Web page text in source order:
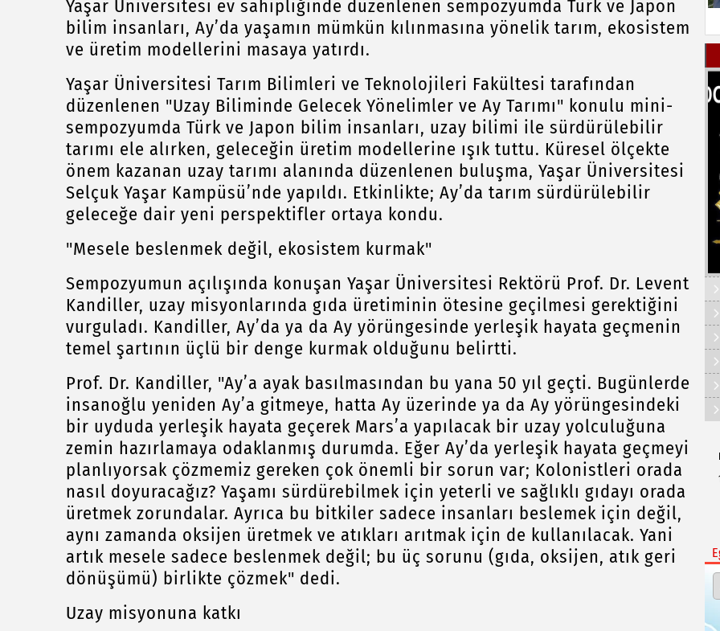
Yaşar Üniversitesi ev sahipliğinde düzenlenen sempozyumda Türk ve Japon
bilim insanları, Ay’da yaşamın mümkün kılınmasına yönelik tarım, ekosistem
ve üretim modellerini masaya yatırdı.
Yaşar Üniversitesi Tarım Bilimleri ve Teknolojileri Fakültesi tarafından
düzenlenen "Uzay Biliminde Gelecek Yönelimler ve Ay Tarımı" konulu mini-
sempozyumda Türk ve Japon bilim insanları, uzay bilimi ile sürdürülebilir
tarımı ele alırken, geleceğin üretim modellerine ışık tuttu. Küresel ölçekte
önem kazanan uzay tarımı alanında düzenlenen buluşma, Yaşar Üniversitesi
Selçuk Yaşar Kampüsü’nde yapıldı. Etkinlikte; Ay’da tarım sürdürülebilir
geleceğe dair yeni perspektifler ortaya kondu.
"Mesele beslenmek değil, ekosistem kurmak"
Sempozyumun açılışında konuşan Yaşar Üniversitesi Rektörü Prof. Dr. Levent
Kandiller, uzay misyonlarında gıda üretiminin ötesine geçilmesi gerektiğini
vurguladı. Kandiller, Ay’da ya da Ay yörüngesinde yerleşik hayata geçmenin
temel şartının üçlü bir denge kurmak olduğunu belirtti.
Prof. Dr. Kandiller, "Ay’a ayak basılmasından bu yana 50 yıl geçti. Bugünlerde
insanoğlu yeniden Ay’a gitmeye, hatta Ay üzerinde ya da Ay yörüngesindeki
bir uyduda yerleşik hayata geçerek Mars’a yapılacak bir uzay yolculuğuna
zemin hazırlamaya odaklanmış durumda. Eğer Ay’da yerleşik hayata geçmeyi
planlıyorsak çözmemiz gereken çok önemli bir sorun var; Kolonistleri orada
nasıl doyuracağız? Yaşamı sürdürebilmek için yeterli ve sağlıklı gıdayı orada
üretmek zorundalar. Ayrıca bu bitkiler sadece insanları beslemek için değil,
aynı zamanda oksijen üretmek ve atıkları arıtmak için de kullanılacak. Yani
artık mesele sadece beslenmek değil; bu üç sorunu (gıda, oksijen, atık geri
dönüşümü) birlikte çözmek" dedi.
Uzay misyonuna katkı